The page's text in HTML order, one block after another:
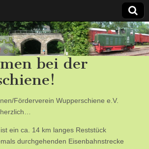
/
bei der
Förderverein Wupperschiene e.V.
ein ca. 14 km langes Reststück
durchgehenden Eisenbahnstrecke